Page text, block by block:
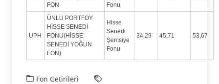
FON
Fonu
UPH
ÜNLÜ PORTFÖY
HİSSE SENEDİ
FONU(HİSSE
SENEDİ YOĞUN
FON)
Hisse
Senedi
Şemsiye
Fonu
34,29 45,71 53,67
Fon Getirileri